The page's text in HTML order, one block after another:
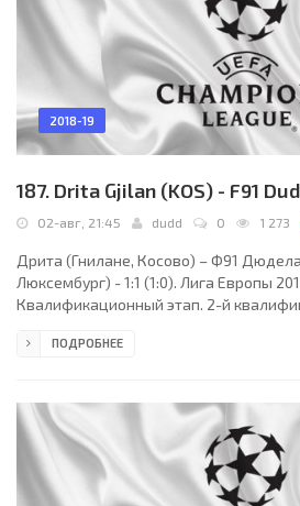
2018-19
187. Drita Gjilan (KOS) - F91
02-авг, 21:45 dudd 0 1 273
Дрита (Гнилане, Косово) – Ф91
Люксембург) - 1:1 (1:0). Лига Европы
Квалификационный этап. 2-й
Митровица, Косово. Дождь. +19°C.
Хёг (Дания), Оле Кронлюкке (Дания).
Михаэль Йохансен (Копенгаген,
ПОДРОБНЕЕ